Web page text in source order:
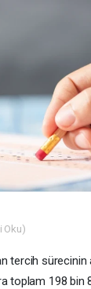
Oku)
tercih sürecinin
toplam 198 bin